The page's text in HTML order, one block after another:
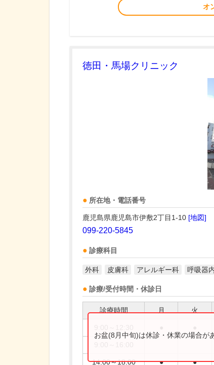
オ
徳田・馬場クリニック
所在地・電話番号
鹿児島県鹿児島市伊敷2丁目1-10 [地図]
099-220-5845
診療科目
外科 皮膚科 アレルギー科 呼吸器
診療/受付時間・休診日
診療時間 月 火
14:00～18:00 ● ●
お盆(8月中旬)は休診・休業の場合が